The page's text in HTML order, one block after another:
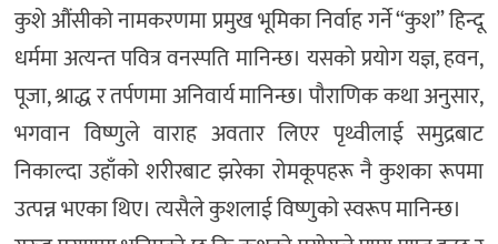
कुशे औंसीको नामकरणमा प्रमुख भूमिका निर्वाह गर्ने “कुश” हिन्दू
धर्ममा अत्यन्त पवित्र वनस्पति मानिन्छ। यसको प्रयोग यज्ञ, हवन,
पूजा, श्राद्ध र तर्पणमा अनिवार्य मानिन्छ। पौराणिक कथा अनुसार,
भगवान विष्णुले वाराह अवतार लिएर पृथ्वीलाई समुद्रबाट
निकाल्दा उहाँको शरीरबाट झरेका रोमकूपहरू नै कुशका रूपमा
उत्पन्न भएका थिए। त्यसैले कुशलाई विष्णुको स्वरूप मानिन्छ।